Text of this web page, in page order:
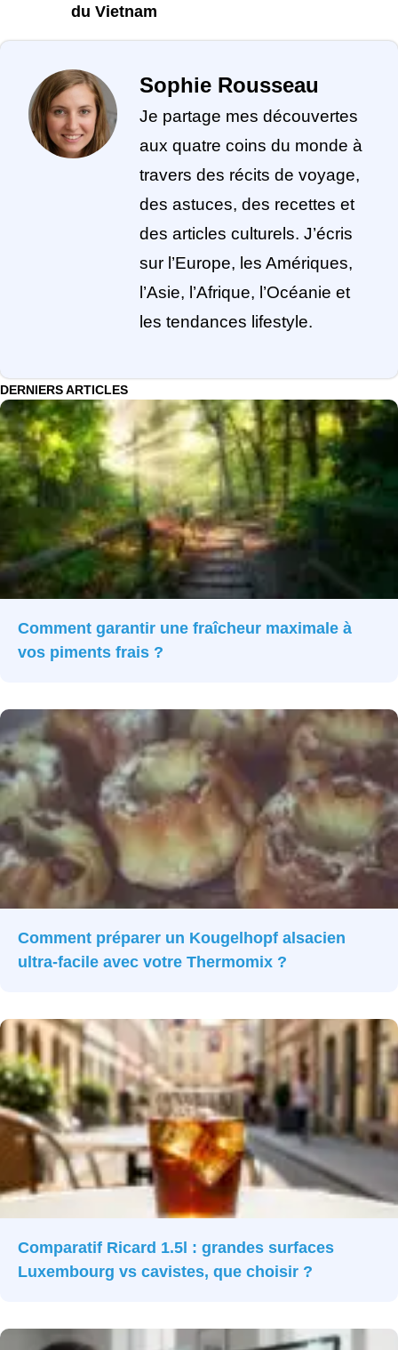
du Vietnam
Sophie Rousseau
Je partage mes découvertes
aux quatre coins du monde à
travers des récits de voyage,
des astuces, des recettes et
des articles culturels. J’écris
sur l’Europe, les Amériques,
l’Asie, l’Afrique, l’Océanie et
les tendances lifestyle.
DERNIERS ARTICLES
Comment garantir une fraîcheur maximale à
vos piments frais ?
Comment préparer un Kougelhopf alsacien
ultra-facile avec votre Thermomix ?
Comparatif Ricard 1.5l : grandes surfaces
Luxembourg vs cavistes, que choisir ?